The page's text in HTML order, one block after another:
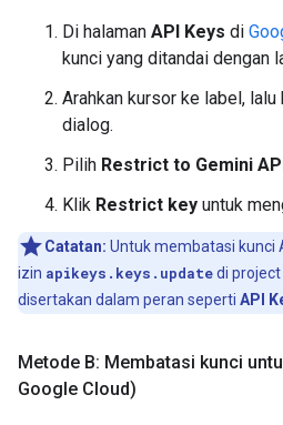
Di halaman API Keys di
kunci yang ditandai dengan
Arahkan kursor ke label, lalu
dialog.
Pilih Restrict to Gemini
Klik Restrict key untuk
Catatan: Untuk membatasi kunci
izin apikeys.keys.updatedi project
disertakan dalam peran seperti API
Metode B: Membatasi kunci
Google Cloud)